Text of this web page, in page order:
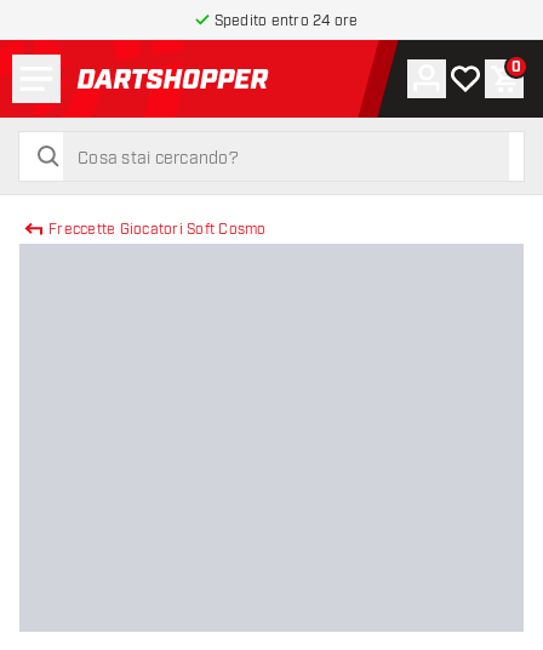
Spedito entro 24 ore
torna alla home page
cerca
cerca
Account
La mia0
Freccette Giocatori Soft Cosmo